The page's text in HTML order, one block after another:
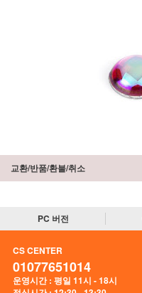
교환/반품/환불/취소
PC 버전
CS CENTER
01077651014
운영시간 : 평일 11시 - 18시